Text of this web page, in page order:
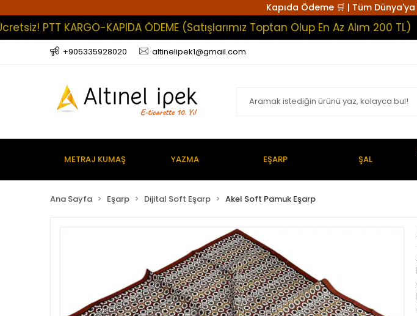
Kapıda Ödeme 🛒 | Tüm
KARGO-KAPIDA ÖDEME (Satışlarımız Toptan Olup En Az Alım 200 TL)
+905335928020 altinelipek1@gmail.com
METRAJ KUMAŞ YAZMA EŞARP ŞAL
Ana Sayfa Eşarp Dijital Soft Eşarp Akel Soft Pamuk Eşarp